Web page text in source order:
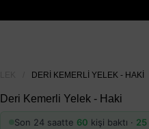
DERI KEMERLI YELEK - HAKI
Deri Kemerli Yelek - Haki
Son 24 saatte 60 kişi baktı · 25